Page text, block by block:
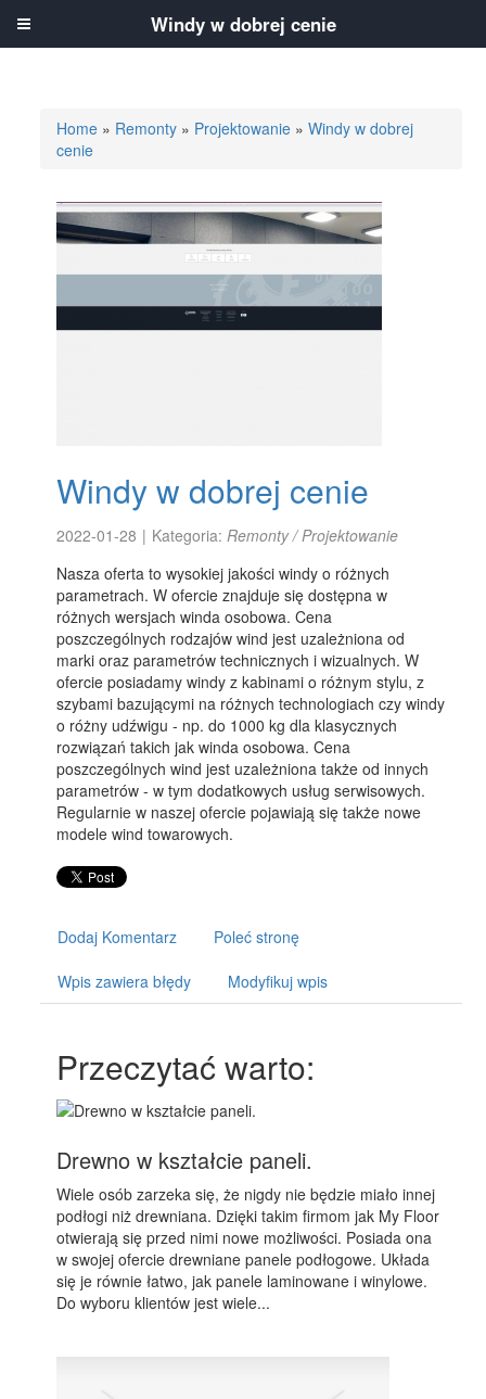
Home » Remonty » Projektowanie »Windy w dobrej
cenie
Windy w dobrej cenie
2022-01-28 | Kategoria:Remonty / Projektowanie
Nasza oferta to wysokiej jakości windy o różnych
parametrach. W ofercie znajduje się dostępna w
różnych wersjach winda osobowa. Cena
poszczególnych rodzajów wind jest uzależniona od
marki oraz parametrów technicznych i wizualnych. W
ofercie posiadamy windy z kabinami o różnym stylu, z
szybami bazującymi na różnych technologiach czy windy
o różny udźwigu - np. do 1000 kg dla klasycznych
rozwiązań takich jak winda osobowa. Cena
poszczególnych wind jest uzależniona także od innych
parametrów - w tym dodatkowych usług serwisowych.
Regularnie w naszej ofercie pojawiają się także nowe
modele wind towarowych.
Dodaj Komentarz Poleć stronę
Wpis zawiera błędy Modyfikuj wpis
Przeczytać warto:
Drewno w kształcie paneli.
Wiele osób zarzeka się, że nigdy nie będzie miało innej
podłogi niż drewniana. Dzięki takim firmom jak My Floor
otwierają się przed nimi nowe możliwości. Posiada ona
w swojej ofercie drewniane panele podłogowe. Układa
się je równie łatwo, jak panele laminowane i winylowe.
Do wyboru klientów jest wiele...
Windy w dobrej cenie